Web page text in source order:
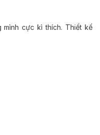
mình cực kì thích. Thiết kế